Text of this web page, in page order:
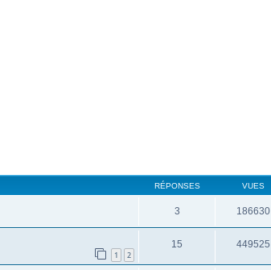
RÉPONSES VUES
3 186630
1 2
15 449525